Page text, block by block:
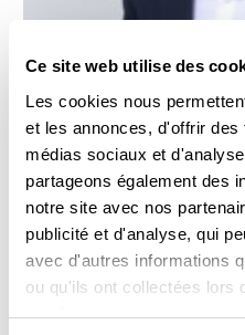
Ce site web utilise des
Les cookies nous
et les annonces, d'offrir
médias sociaux et
partageons également des
notre site avec nos
publicité et d'analyse, qui
avec d'autres informations
ou qu'ils ont collectées lors
services.
Raphaël
Bazin